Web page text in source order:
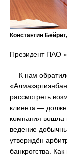
Константин
Президент ПАО
— К нам
рассмотреть
клиента —
компания вошла
ведение
утверждён
банкротства.